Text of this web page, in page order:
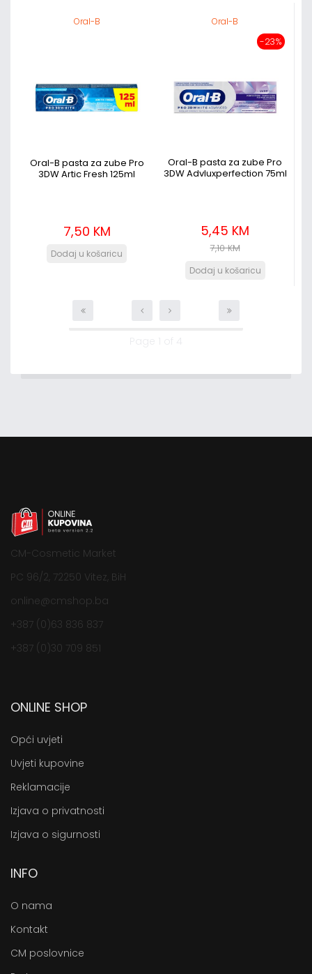
Oral-B
Oral-B pasta za zube Pro
3DW Artic Fresh 125ml
7,50 KM
Oral-B
-23%
Oral-B pasta za zube Pro
3DW Advluxperfection 75ml
5,45 KM
7,10 KM
CM-Cosmetic Market
PC 96/2, 72250 Vitez, BiH
online@cmshop.ba
+387 (0)63 836 837
+387 (0)30 709 851
ONLINE SHOP
Opći uvjeti
Uvjeti kupovine
Reklamacije
Izjava o privatnosti
Izjava o sigurnosti
INFO
O nama
Kontakt
CM poslovnice